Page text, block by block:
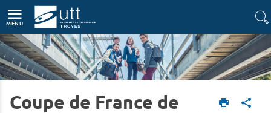
MENU
Accueil L'UTT Actualités
Coupe de France de